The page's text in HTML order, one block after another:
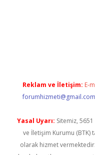
Reklam ve İletişim: E-
forumhizmeti@gmail.com
Yasal Uyarı: Sitemiz,
ve İletişim Kurumu (BTK)
olarak hizmet